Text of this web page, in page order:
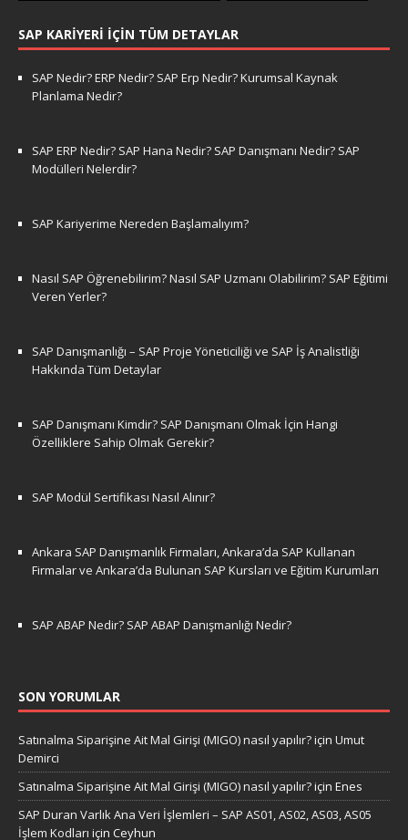
SAP KARIYERI İÇIN TÜM DETAYLAR
SAP Nedir? ERP Nedir? SAP Erp Nedir? Kurumsal Kaynak
Planlama Nedir?
SAP ERP Nedir? SAP Hana Nedir? SAP Danışmanı Nedir? SAP
Modülleri Nelerdir?
SAP Kariyerime Nereden Başlamalıyım?
Nasıl SAP Öğrenebilirim? Nasıl SAP Uzmanı Olabilirim? SAP Eğitimi
Veren Yerler?
SAP Danışmanlığı – SAP Proje Yöneticiliği ve SAP İş Analistliği
Hakkında Tüm Detaylar
SAP Danışmanı Kimdir? SAP Danışmanı Olmak İçin Hangi
Özelliklere Sahip Olmak Gerekir?
SAP Modül Sertifikası Nasıl Alınır?
Ankara SAP Danışmanlık Firmaları, Ankara’da SAP Kullanan
Firmalar ve Ankara’da Bulunan SAP Kursları ve Eğitim Kurumları
SAP ABAP Nedir? SAP ABAP Danışmanlığı Nedir?
SON YORUMLAR
Satınalma Siparişine Ait Mal Girişi (MIGO) nasıl yapılır?için Umut
Demirci
Satınalma Siparişine Ait Mal Girişi (MIGO) nasıl yapılır?için Enes
SAP Duran Varlık Ana Veri İşlemleri – SAP AS01, AS02, AS03, AS05
İşlem Kodları için Ceyhun